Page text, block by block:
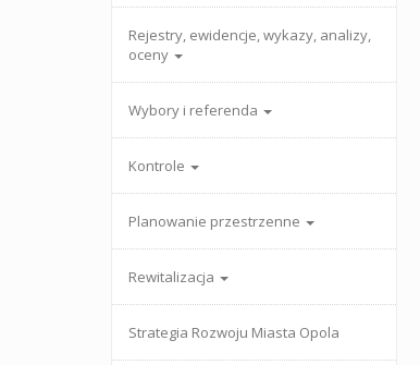
Rejestry, ewidencje, wykazy, analizy,
oceny
Wybory i referenda
Kontrole
Planowanie przestrzenne
Rewitalizacja
Strategia Rozwoju Miasta Opola